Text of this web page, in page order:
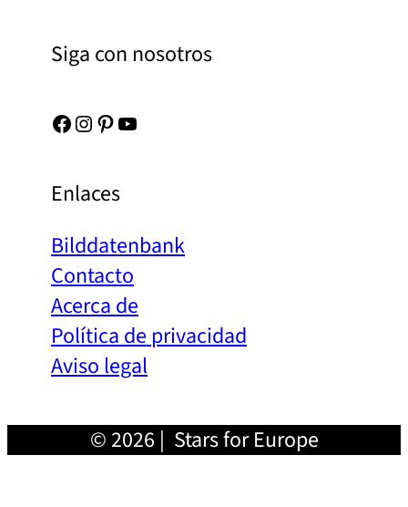
Siga con nosotros
Facebook Instagram Pinterest YouTube
Enlaces
Bilddatenbank
Contacto
Acerca de
Política de privacidad
Aviso legal
© 2026 | Stars for Europe